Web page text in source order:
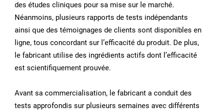
des études cliniques pour sa mise sur le marché.
Néanmoins, plusieurs rapports de tests indépendants
ainsi que des témoignages de clients sont disponibles en
ligne, tous concordant sur l’efficacité du produit. De plus,
le fabricant utilise des ingrédients actifs dont l’efficacité
est scientifiquement prouvée.
Avant sa commercialisation, le fabricant a conduit des
tests approfondis sur plusieurs semaines avec différents